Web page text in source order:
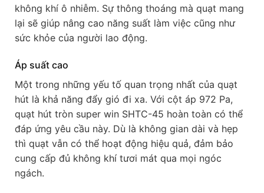
không khí ô nhiễm. Sự thông thoáng mà quạt mang
lại sẽ giúp nâng cao năng suất làm việc cũng như
sức khỏe của người lao động.
Áp suất cao
Một trong những yếu tố quan trọng nhất của quạt
hút là khả năng đẩy gió đi xa. Với cột áp 972 Pa,
quạt hút tròn super win SHTC-45 hoàn toàn có thể
đáp ứng yêu cầu này. Dù là không gian dài và hẹp
thì quạt vẫn có thể hoạt động hiệu quả, đảm bảo
cung cấp đủ không khí tươi mát qua mọi ngóc
ngách.